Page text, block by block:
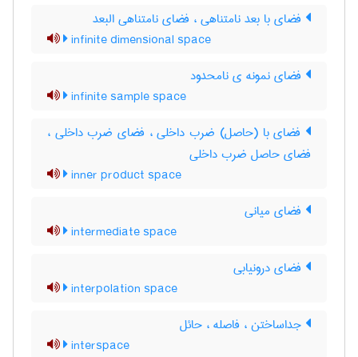
فضای با بعد نامتناهی ، فضای نامتناهی البعد
infinite dimensional space
فضای نمونه ی نامحدود
infinite sample space
فضای با (حاصل) ضرب داخلی ، فضای ضرب داخلی ،
فضای حاصل ضرب داخلی
inner product space
فضای میانی
intermediate space
فضای درونیابی
interpolation space
جداساختن ، فاصله ، حائل
interspace